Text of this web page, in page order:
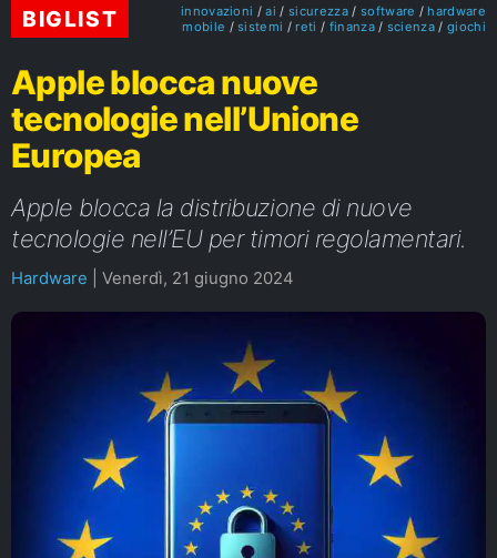
BIGLIST innovazioni ai sicurezza software
hardware
mobile
sistemi reti finanza scienza giochi
Apple blocca nuove
tecnologie nell’Unione
Europea
Apple blocca la distribuzione di nuove
tecnologie nell’EU per timori regolamentari.
Hardware Venerdì, 21 giugno 2024